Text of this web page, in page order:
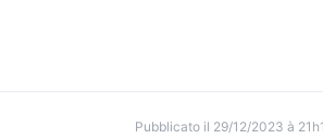
Pubblicato il 29/12/2023 à